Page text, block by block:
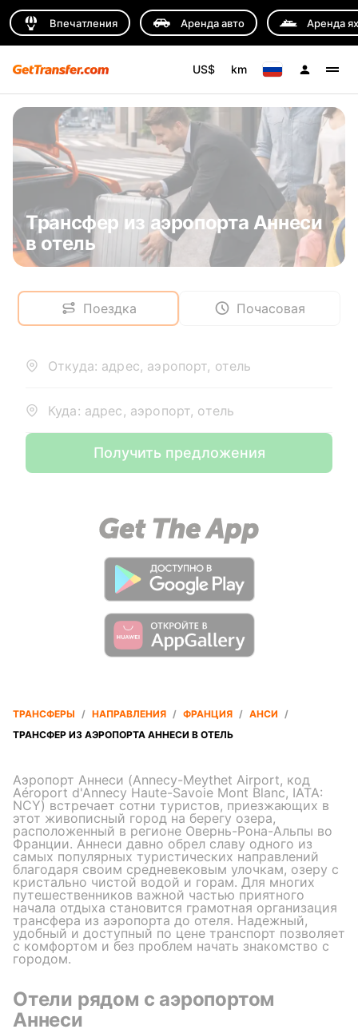
Впечатления Аренда авто Аренда
US$ km
Трансфер из аэропорта Аннеси
в отель
Поездка Почасовая
Откуда: адрес, аэропорт, отель
Куда: адрес, аэропорт, отель
Получить предложения
ТРАНСФЕРЫ / НАПРАВЛЕНИЯ / ФРАНЦИЯ / АНСИ /
ТРАНСФЕР ИЗ АЭРОПОРТА АННЕСИ В ОТЕЛЬ
Аэропорт Аннеси (Annecy-Meythet Airport, код
Aéroport d'Annecy Haute-Savoie Mont Blanc, IATA:
NCY) встречает сотни туристов, приезжающих в
этот живописный город на берегу озера,
расположенный в регионе Овернь-Рона-Альпы во
Франции. Аннеси давно обрел славу одного из
самых популярных туристических направлений
благодаря своим средневековым улочкам, озеру с
кристально чистой водой и горам. Для многих
путешественников важной частью приятного
начала отдыха становится грамотная организация
трансфера из аэропорта до отеля. Надежный,
удобный и доступный по цене транспорт позволяет
с комфортом и без проблем начать знакомство с
городом.
Отели рядом с аэропортом
Аннеси